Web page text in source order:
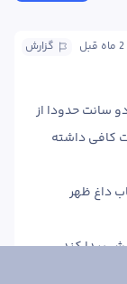
گزارش قبل
پیدا کند.‌